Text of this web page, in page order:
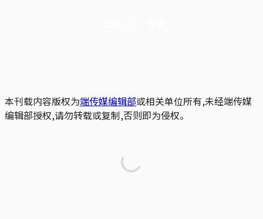
本刊载内容版权为端传媒编辑部或相关单位所有,未经端传媒
编辑部授权,请勿转载或复制,否则即为侵权。